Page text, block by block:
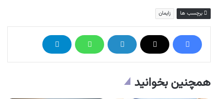
برچسب ها زایمان
همچنین بخوانید